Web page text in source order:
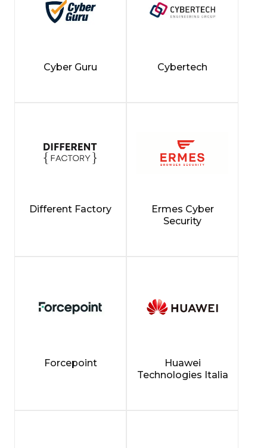
Cyber Guru Cybertech
Different Factory
Ermes Cyber
Security
Forcepoint
Huawei
Technologies Italia